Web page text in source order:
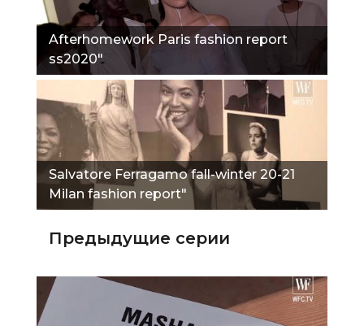
Afterhomework Paris fashion report
ss2020"
Salvatore Ferragamo fall-winter 20-21
Milan fashion report"
Предыдущие серии